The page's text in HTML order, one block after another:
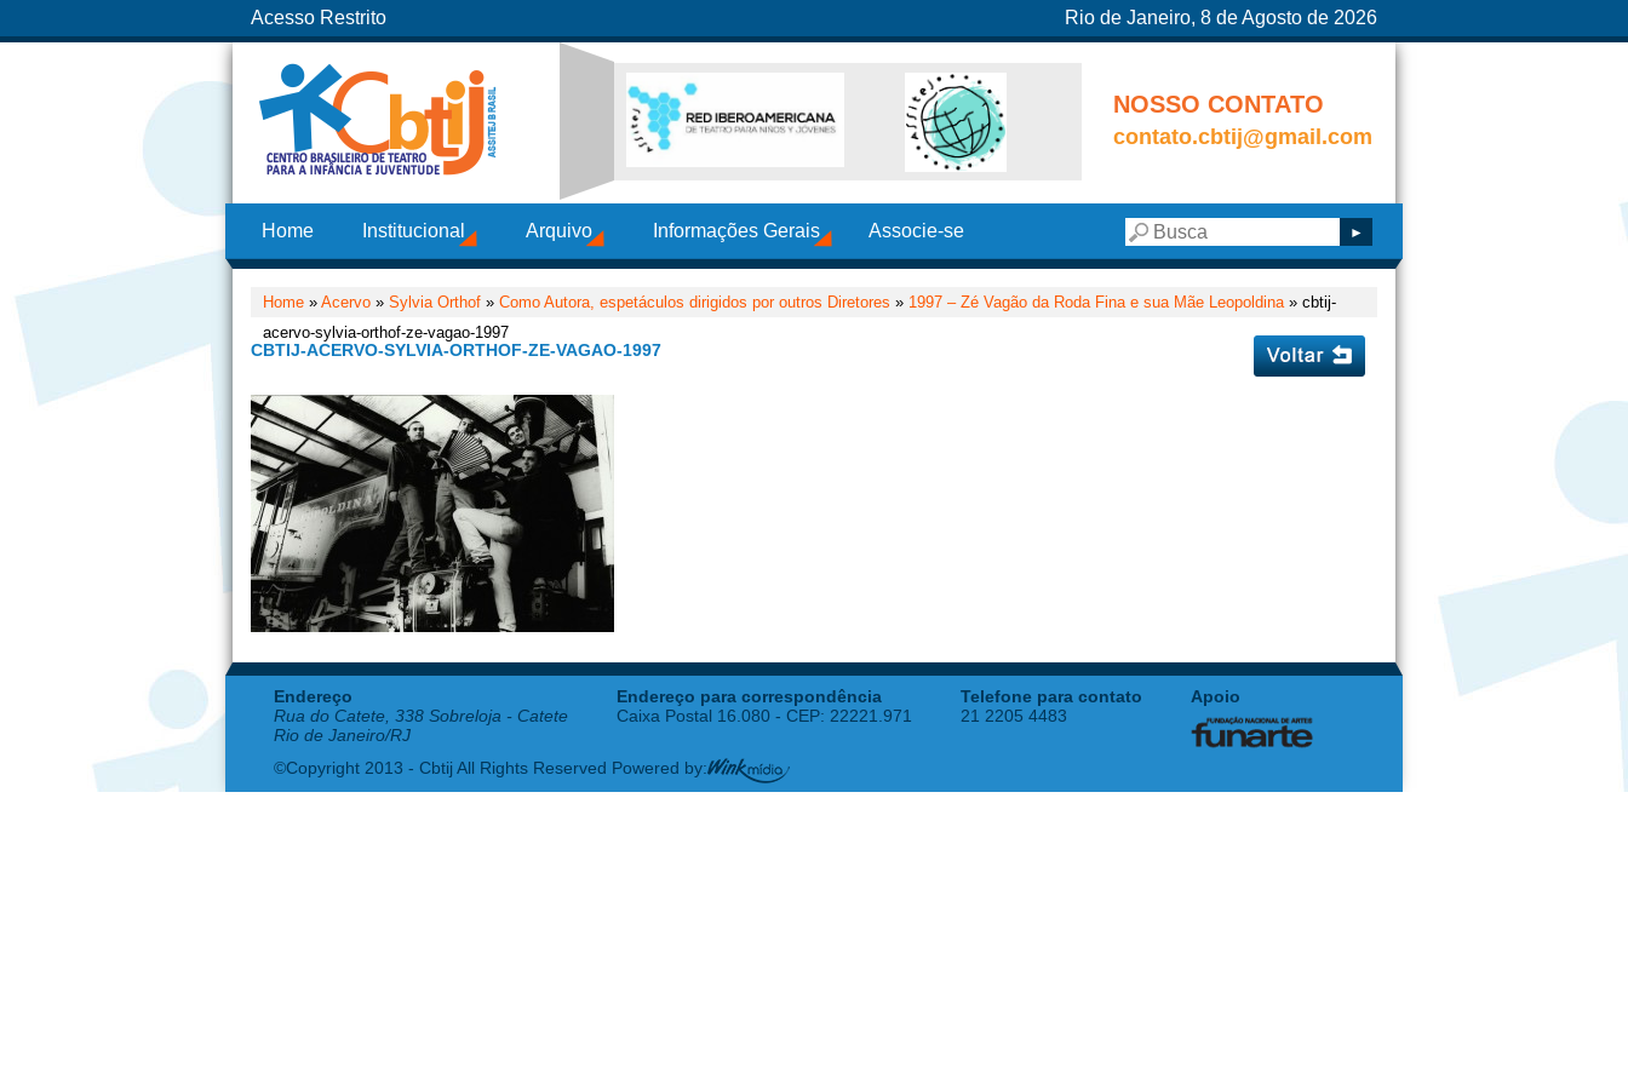
Acesso Restrito Rio de Janeiro, 8 de Agosto de 2026
NOSSO CONTATO
contato.cbtij@gmail.com
Home Institucional Arquivo Informações Gerais Associe-se
Home » Acervo » Sylvia Orthof » Como Autora, espetáculos dirigidos por outros Diretores » 1997 – Zé Vagão da Roda Fina e sua Mãe Leopoldina» cbtij-
acervo-sylvia-orthof-ze-vagao-1997
CBTIJ-ACERVO-SYLVIA-ORTHOF-ZE-VAGAO-1997
Endereço
Rua do Catete, 338 Sobreloja - Catete
Rio de Janeiro/RJ
Endereço para correspondência
Caixa Postal 16.080 - CEP: 22221.971
Telefone para contato
21 2205 4483
Apoio
©Copyright 2013 - Cbtij All Rights Reserved Powered by: